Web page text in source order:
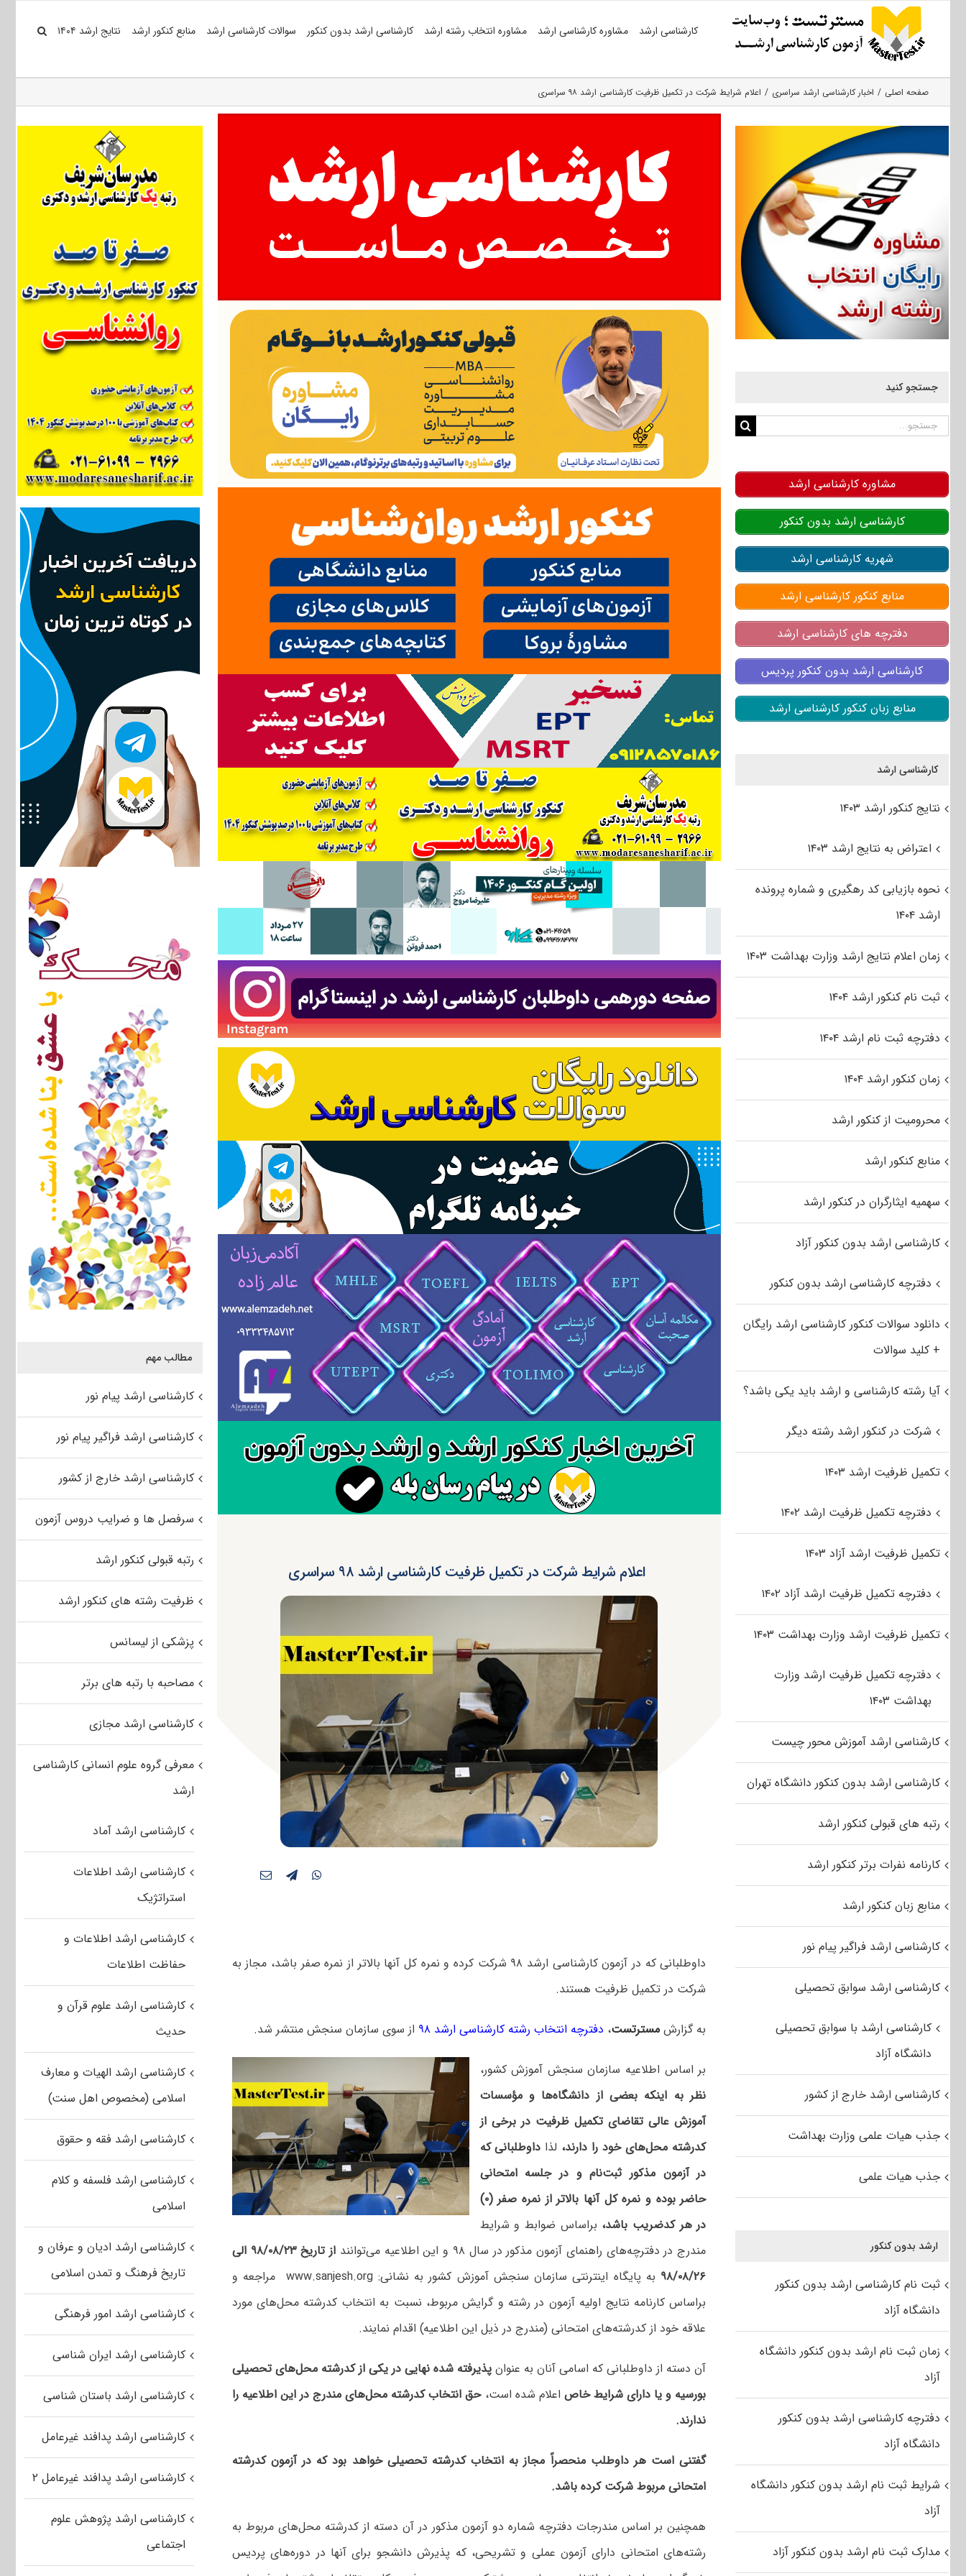
کارشناسی ارشد مشاوره کارشناسی ارشد مشاوره انتخاب رشته ارشد کارشناسی ارشد بدون کنکور سوالات کارشناسی ارشد منابع کنکور ارشد نتایج ارشد ۱۴۰۴
صفحه اصلی اخبار کارشناسی ارشد سراسری اعلام شرایط شرکت در تکمیل ظرفیت کارشناسی ارشد ۹۸ سراسری
اعلام شرایط شرکت در تکمیل ظرفیت کارشناسی ارشد ۹۸ سراسری
داوطلبانی که در آزمون کارشناسی ارشد ۹۸ شرکت کرده و نمره کل آنها بالاتر از نمره صفر باشد، مجاز به
شرکت در تکمیل ظرفیت هستند.
به گزارش مسترتست، دفترچه انتخاب رشته کارشناسی ارشد ۹۸ از سوی سازمان سنجش منتشر شد.
بر اساس اطلاعیه سازمان سنجش آموزش کشور،
نظر به‌ اینکه‌ بعضی‌ از دانشگاه‌ها و مؤسسات‌
آموزش‌ عالی تقاضای تکمیل ظرفیت در برخی از
کدرشته محل‌های خود را دارند، لذا داوطلبانی که
در آزمون مذکور ثبت‌نام و در جلسه امتحانی
حاضر بوده‌ و نمره کل آنها بالاتر از نمره صفر (۰)
در هر کدضریب باشد، براساس ضوابط و شرایط
مندرج در دفترچه‌های راهنمای آزمون مذکور در سال ۹۸ و این اطلاعیه می‌توانند
از تاریخ ۹۸/۰۸/۲۳ الی
۹۸/۰۸/۲۶
به پایگاه اینترنتی سازمان سنجش آموزش کشور به نشانی: www.sanjesh.org مراجعه و
براساس کارنامه نتایج اولیه آزمون در رشته و گرایش مربوط، نسبت به انتخاب کدرشته محل‌های مورد
علاقه خود از کدرشته‌های امتحانی (مندرج در ذیل این اطلاعیه) اقدام نمایند.
آن‌ دسته‌ از داوطلبانی‌ که‌ اسامی‌ آنان‌ به‌ عنوان‌ پذیرفته‌ شده‌ نهایی‌ در یکی‌ از کدرشته‌ محل‌های‌ تحصیلی‌
بورسیه‌ و یا دارای‌ شرایط خاص‌ اعلام‌ شده ‌است، حق‌ انتخاب کدرشته محل‌های مندرج در این اطلاعیه را
ندارند.
گفتنی است هر داوطلب‌ منحصراً مجاز به‌ انتخاب‌ کدرشته‌ تحصیلی‌ خواهد بود که‌ در آزمون کدرشته‌
امتحانی‌ مربوط شرکت‌ کرده‌ باشد.
همچنین بر اساس مندرجات دفترچه شماره دو آزمون مذکور در آن دسته از کدرشته محل‌های مربوط به
رشته‌های امتحانی دارای آزمون عملی و تشریحی، که پذیرش دانشجو برای آنها در دوره‌های پردیس
مطالب مهم
کارشناسی ارشد پیام نور
کارشناسی ارشد فراگیر پیام نور
کارشناسی ارشد خارج از کشور
سرفصل ها و ضرایب دروس آزمون
رتبه قبولی کنکور ارشد
ظرفیت رشته های کنکور ارشد
پزشکی از لیسانس
مصاحبه با رتبه های برتر
کارشناسی ارشد مجازی
معرفی گروه علوم انسانی کارشناسی
ارشد
کارشناسی ارشد آماد
کارشناسی ارشد اطلاعات
استراتژیک
کارشناسی ارشد اطلاعات و
حفاظت اطلاعات
کارشناسی ارشد علوم قرآن و
حدیث
کارشناسی ارشد الهیات و معارف
اسلامی (مخصوص اهل سنت)
کارشناسی ارشد فقه و حقوق
کارشناسی ارشد فلسفه و کلام
اسلامی
کارشناسی ارشد ادیان و عرفان و
تاریخ فرهنگ و تمدن اسلامی
کارشناسی ارشد امور فرهنگی
کارشناسی ارشد ایران شناسی
کارشناسی ارشد باستان شناسی
کارشناسی ارشد پدافند غیرعامل
کارشناسی ارشد پدافند غیرعامل ۲
کارشناسی ارشد پژوهش علوم
اجتماعی
جستجو کنید
جستجو
مشاوره کارشناسی ارشد
کارشناسی ارشد بدون کنکور
شهریه کارشناسی ارشد
منابع کنکور کارشناسی ارشد
دفترچه های کارشناسی ارشد
کارشناسی ارشد بدون کنکور پردیس
منابع زبان کنکور کارشناسی ارشد
کارشناسی ارشد
نتایج کنکور ارشد ۱۴۰۳
اعتراض به نتایج ارشد ۱۴۰۳
نحوه بازیابی کد رهگیری و شماره پرونده
ارشد ۱۴۰۴
زمان اعلام نتایج ارشد وزارت بهداشت ۱۴۰۳
ثبت نام کنکور ارشد ۱۴۰۴
دفترچه ثبت نام ارشد ۱۴۰۴
زمان کنکور ارشد ۱۴۰۴
محرومیت از کنکور ارشد
منابع کنکور ارشد
سهمیه ایثارگران در کنکور ارشد
کارشناسی ارشد بدون کنکور آزاد
دفترچه کارشناسی ارشد بدون کنکور
دانلود سوالات کنکور کارشناسی ارشد رایگان
+ کلید سوالات
آیا رشته کارشناسی و ارشد باید یکی باشد؟
شرکت در کنکور ارشد رشته دیگر
تکمیل ظرفیت ارشد ۱۴۰۳
دفترچه تکمیل ظرفیت ارشد ۱۴۰۲
تکمیل ظرفیت ارشد آزاد ۱۴۰۳
دفترچه تکمیل ظرفیت ارشد آزاد ۱۴۰۲
تکمیل ظرفیت ارشد وزارت بهداشت ۱۴۰۳
دفترچه تکمیل ظرفیت ارشد وزارت
بهداشت ۱۴۰۳
کارشناسی ارشد آموزش محور چیست
کارشناسی ارشد بدون کنکور دانشگاه تهران
رتبه های قبولی کنکور ارشد
کارنامه نفرات برتر کنکور ارشد
منابع زبان کنکور ارشد
کارشناسی ارشد فراگیر پیام نور
کارشناسی ارشد سوابق تحصیلی
کارشناسی ارشد با سوابق تحصیلی
دانشگاه آزاد
کارشناسی ارشد خارج از کشور
جذب هیات علمی وزارت بهداشت
جذب هیات علمی
ارشد بدون کنکور
ثبت نام کارشناسی ارشد بدون کنکور
دانشگاه آزاد
زمان ثبت نام ارشد بدون کنکور دانشگاه
آزاد
دفترچه کارشناسی ارشد بدون کنکور
دانشگاه آزاد
شرایط ثبت نام ارشد بدون کنکور دانشگاه
آزاد
مدارک ثبت نام ارشد بدون کنکور آزاد